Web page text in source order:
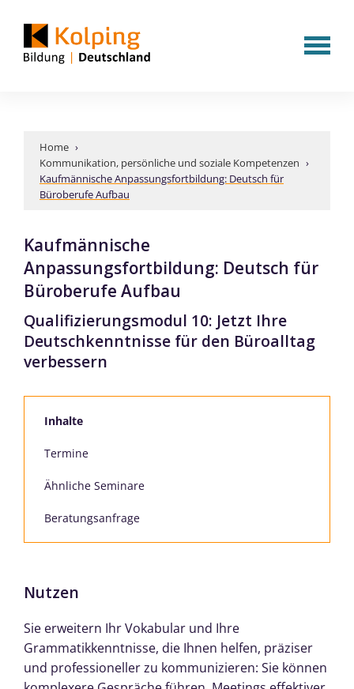
Home ›
Kommunikation, persönliche und soziale Kompetenzen ›
Kaufmännische Anpassungsfortbildung: Deutsch für
Büroberufe Aufbau
Kaufmännische
Anpassungsfortbildung: Deutsch für
Büroberufe Aufbau
Qualifizierungsmodul 10: Jetzt Ihre
Deutschkenntnisse für den Büroalltag
verbessern
Inhalte
Termine
Ähnliche Seminare
Beratungsanfrage
Nutzen
Sie erweitern Ihr Vokabular und Ihre
Grammatikkenntnisse, die Ihnen helfen, präziser
und professioneller zu kommunizieren: Sie können